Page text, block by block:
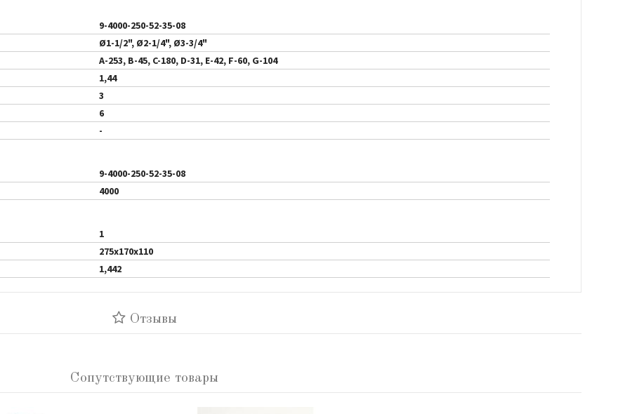
9-4000-250-52-35-08
Ø1-1/2", Ø2-1/4", Ø3-3/4"
A-253, B-45, C-180, D-31, E-42, F-60, G-104
1,44
3
6
-
9-4000-250-52-35-08
4000
1
275x170x110
1,442
Отзывы
Сопутствующие товары